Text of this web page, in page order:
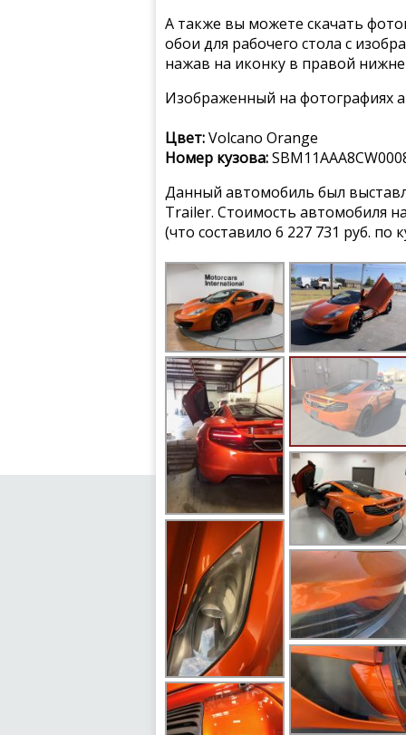
А также вы можете скачать
обои для рабочего стола с
нажав на иконку в правой
Изображенный на фотографиях
Цвет:Volcano Orange
Номер кузова:
Данный автомобиль был
Trailer. Стоимость автомобиля
(что составило 6 227 731 руб. по